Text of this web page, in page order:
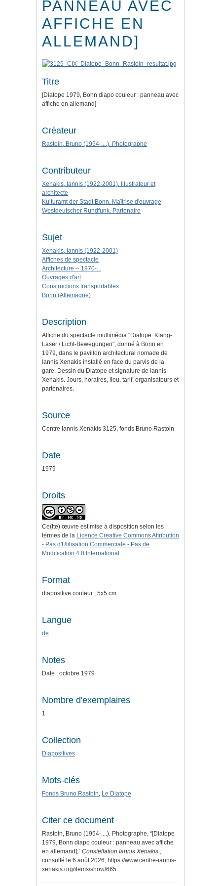
PANNEAU AVEC
AFFICHE EN
ALLEMAND]
Titre
[Diatope 1979, Bonn diapo couleur : panneau avec
affiche en allemand]
Créateur
Rastoin, Bruno (1954-....). Photographe
Contributeur
Xenakis, Iannis (1922-2001). Illustrateur et
architecte
Kulturamt der Stadt Bonn. Maîtrise d'ouvrage
Westdeutscher Rundfunk. Partenaire
Sujet
Xenakis, Iannis (1922-2001)
Affiches de spectacle
Architecture -- 1970-...
Ouvrages d'art
Constructions transportables
Bonn (Allemagne)
Description
Affiche du spectacle multimédia "Diatope. Klang-
Laser / Licht-Bewegungen", donné à Bonn en
1979, dans le pavillon architectural nomade de
Iannis Xenakis installé en face du parvis de la
gare. Dessin du Diatope et signature de Iannis
Xenakis. Jours, horaires, lieu, tarif, organisateurs et
partenaires.
Source
Centre Iannis Xenakis 3125, fonds Bruno Rastoin
Date
1979
Droits
Ce(tte) œuvre est mise à disposition selon les
termes de la Licence Creative Commons Attribution
- Pas d'Utilisation Commerciale - Pas de
Modification 4.0 International
Format
diapositive couleur ; 5x5 cm
Langue
de
Notes
Date : octobre 1979
Nombre d'exemplaires
1
Collection
Diapositives
Mots-clés
Fonds Bruno Rastoin, Le Diatope
Citer ce document
Rastoin, Bruno (1954-....). Photographe, “[Diatope
1979, Bonn diapo couleur : panneau avec affiche
en allemand],” Constellation Iannis Xenakis.,
consulté le 6 août 2026, https://www.centre-iannis-
xenakis.org/items/show/665.